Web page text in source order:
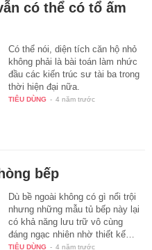
có thể có tổ ấm
Có thể nói, diện tích căn hộ nhỏ
không phải là bài toán làm nhức
đầu các kiến trúc sư tài ba trong
thời hiện đại nữa.
TIÊU DÙNG - 4 năm trước
bếp
Dù bề ngoài không có gì nổi trội
nhưng những mẫu tủ bếp này lại
có khả năng lưu trữ vô cùng
đáng ngạc nhiên nhờ thiết kế…
TIÊU DÙNG - 4 năm trước